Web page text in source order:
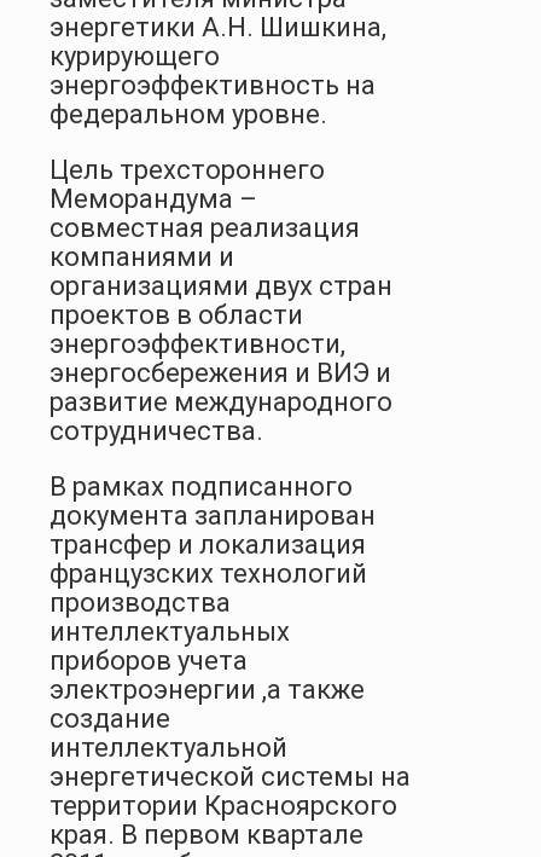
энергетики А.Н. Шишкина,
курирующего
энергоэффективность на
федеральном уровне.
Цель трехстороннего
Меморандума –
совместная реализация
компаниями и
организациями двух стран
проектов в области
энергоэффективности,
энергосбережения и ВИЭ и
развитие международного
сотрудничества.
В рамках подписанного
документа запланирован
трансфер и локализация
французских технологий
производства
интеллектуальных
приборов учета
электроэнергии ,а также
создание
интеллектуальной
энергетической системы на
территории Красноярского
края. В первом квартале